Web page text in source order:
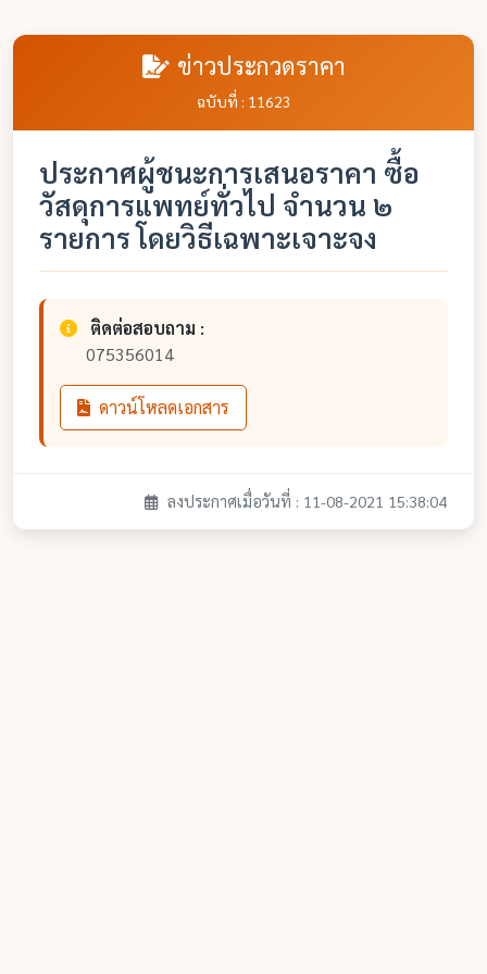
ข่าวประกวดราคา
ฉบับที่ : 11623
ประกาศผู้ชนะการเสนอราคา ซื้อ
วัสดุการแพทย์ทั่วไป จำนวน ๒
รายการ โดยวิธีเฉพาะเจาะจง
ติดต่อสอบถาม :
075356014
ดาวน์โหลดเอกสาร
ลงประกาศเมื่อวันที่ : 11-08-2021 15:38:04